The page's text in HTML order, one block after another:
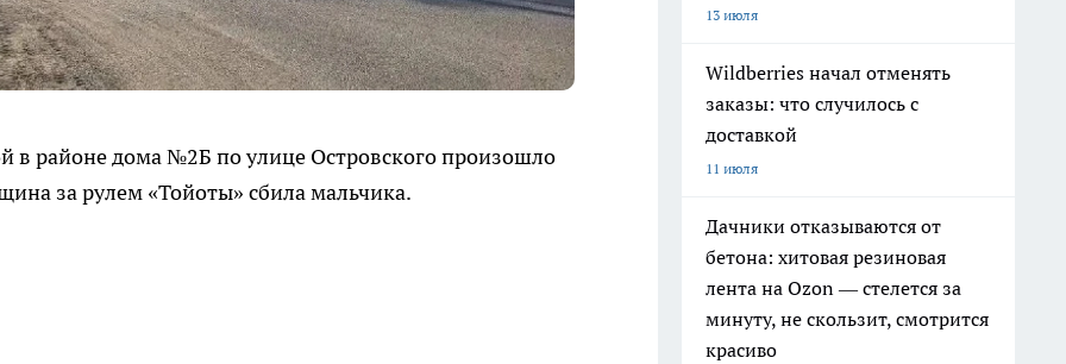
в районе дома №2Б по улице Островского произошло
за рулем «Тойоты» сбила мальчика.
13 июля
Wildberries начал отменять
заказы: что случилось с
доставкой
11 июля
Дачники отказываются от
бетона: хитовая резиновая
лента на Ozon — стелется за
минуту, не скользит, смотрится
красиво